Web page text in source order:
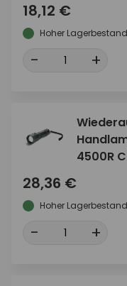
18,12 €
Hoher Lagerbestand
- +
4500R
28,36 €
Hoher Lagerbestand
- +